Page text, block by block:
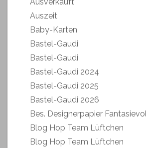
Auszeit
Baby-Karten
Bastel-Gaudi
Bastel-Gaudi
Bastel-Gaudi 2024
Bastel-Gaudi 2025
Bastel-Gaudi 2026
Bes. Designerpapier
Blog Hop Team Lüftchen
Blog Hop Team Lüftchen